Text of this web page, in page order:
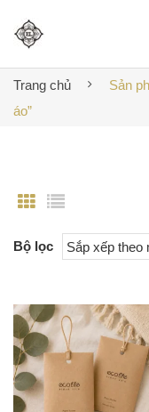
Trang chủ
Sản
áo”
Bộ lọc